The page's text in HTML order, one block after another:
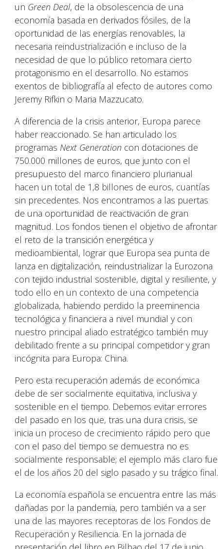
un Green Deal, de la obsolescencia de una
economía basada en derivados fósiles, de la
oportunidad de las energías renovables, la
necesaria reindustrialización e incluso de la
necesidad de que lo público retomara cierto
protagonismo en el desarrollo. No estamos
exentos de bibliografía al efecto de autores como
Jeremy Rifkin o Maria Mazzucato.
A diferencia de la crisis anterior, Europa parece
haber reaccionado. Se han articulado los
programas Next Generation con dotaciones de
750.000 millones de euros, que junto con el
presupuesto del marco financiero plurianual
hacen un total de 1,8 billones de euros, cuantías
sin precedentes. Nos encontramos a las puertas
de una oportunidad de reactivación de gran
magnitud. Los fondos tienen el objetivo de afrontar
el reto de la transición energética y
medioambiental, lograr que Europa sea punta de
lanza en digitalización, reindustrializar la Eurozona
con tejido industrial sostenible, digital y resiliente, y
todo ello en un contexto de una competencia
globalizada, habiendo perdido la preeminencia
tecnológica y financiera a nivel mundial y con
nuestro principal aliado estratégico también muy
debilitado frente a su principal competidor y gran
incógnita para Europa: China.
Pero esta recuperación además de económica
debe de ser socialmente equitativa, inclusiva y
sostenible en el tiempo. Debemos evitar errores
del pasado en los que, tras una dura crisis, se
inicia un proceso de crecimiento rápido pero que
con el paso del tiempo se demuestra no es
socialmente responsable; el ejemplo más claro fue
el de los años 20 del siglo pasado y su trágico final.
La economía española se encuentra entre las más
dañadas por la pandemia, pero también va a ser
una de las mayores receptoras de los Fondos de
Recuperación y Resiliencia. En la jornada de